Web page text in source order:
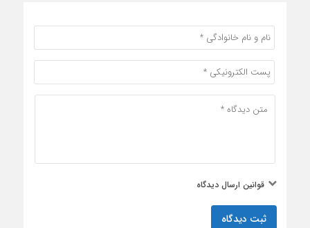
قوانین ارسال دیدگاه
ثبت دیدگاه